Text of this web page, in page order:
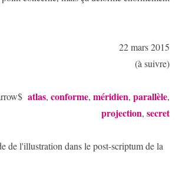
22 mars 2015
(à suivre)
atlas, conforme, méridien, parallèle,
projection, secret
de l'illustration dans le post-scriptum de la